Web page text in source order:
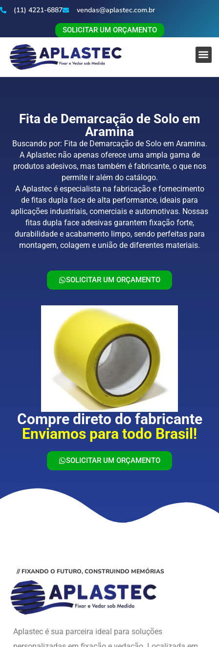
(11) 4221-6887 vendas@aplastec.com.br
SOLICITAR UM ORÇAMENTO
Fita de Demarcação de Solo em
Aramina
Buscando por: Fita de Demarcação de Solo em Aramina.
A Aplastec não apenas oferece uma ampla gama de
produtos adesivos, mas também é fabricante, o que nos
permite ir além do catálogo.
A Aplastec é especialista na fabricação e fornecimento
de fitas dupla face de alta performance, ideais para
aplicações industriais, comerciais e automotivas. Nossas
fitas dupla face adesivas garantem fixação forte,
durabilidade e acabamento limpo, sendo perfeitas para
montagem, colagem e união de diferentes materiais.
SOLICITAR UM ORÇAMENTO
Compre direto do fabricante
Enviamos para todo Brasil!
SOLICITAR UM ORÇAMENTO
// FIXANDO O FUTURO, CONSTRUINDO MEMÓRIAS
Aplastec é sua parceira ideal para soluções